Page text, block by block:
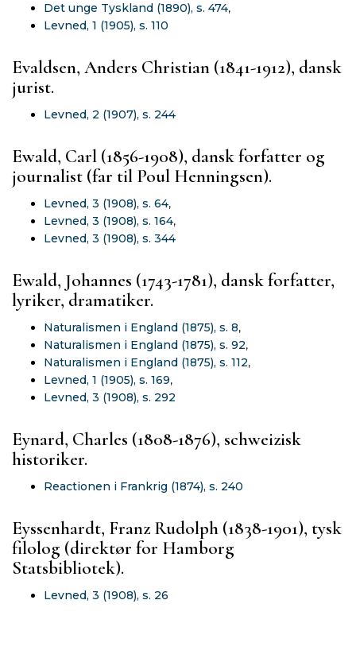
Det unge Tyskland (1890), s. 474,
Levned, 1 (1905), s. 110
Evaldsen, Anders Christian (1841-1912), dansk
jurist.
Levned, 2 (1907), s. 244
Ewald, Carl (1856-1908), dansk forfatter og
journalist (far til Poul Henningsen).
Levned, 3 (1908), s. 64,
Levned, 3 (1908), s. 164,
Levned, 3 (1908), s. 344
Ewald, Johannes (1743-1781), dansk forfatter,
lyriker, dramatiker.
Naturalismen i England (1875), s. 8,
Naturalismen i England (1875), s. 92,
Naturalismen i England (1875), s. 112,
Levned, 1 (1905), s. 169,
Levned, 3 (1908), s. 292
Eynard, Charles (1808-1876), schweizisk
historiker.
Reactionen i Frankrig (1874), s. 240
Eyssenhardt, Franz Rudolph (1838-1901), tysk
filolog (direktør for Hamborg
Statsbibliotek).
Levned, 3 (1908), s. 26